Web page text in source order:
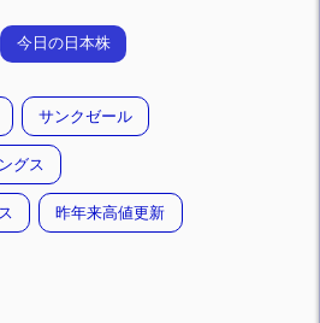
今日の日本株
サンクゼール
グス
昨年来高値更新